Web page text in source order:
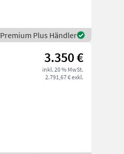
Premium Plus Händler
3.350 €
inkl. 20 % MwSt.
2.791,67 € exkl.